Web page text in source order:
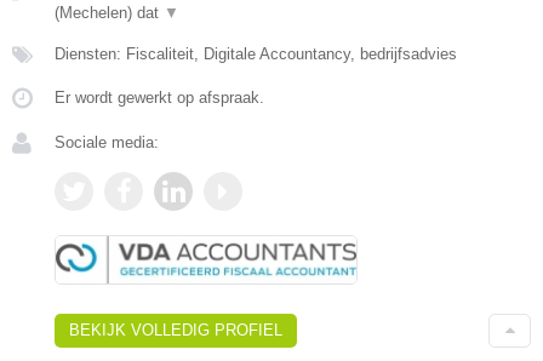
(Mechelen) dat ▼
Diensten: Fiscaliteit, Digitale Accountancy, bedrijfsadvies
Er wordt gewerkt op afspraak.
Sociale media:
BEKIJK VOLLEDIG PROFIEL